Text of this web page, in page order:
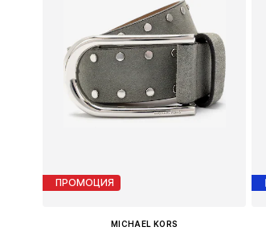
ПРОМОЦИЯ
MICHAEL KORS